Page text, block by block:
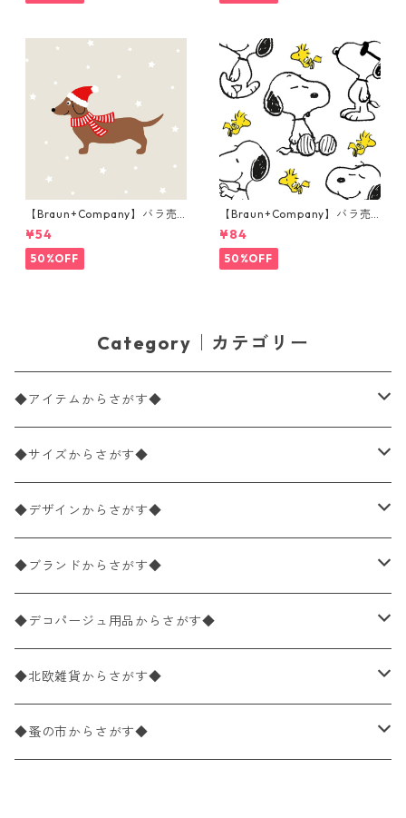
【Braun+Company】バラ売
り2枚 カクテルサイズ ペーパ
ーナプキン Weihnachtsdack
el ライトグレー
¥54
50%OFF
【Braun+Company】バラ売
り2枚 ランチサイズ ペーパー
ナプキン Snoopy + Woodstoc
k ホワイト PEANUTS
¥84
50%OFF
Category｜カテゴリー
◆アイテムからさがす◆
ペーパーナプキン2枚バラ売り
ペーパーナプキン1枚バラ売り
ペーパーナプキン20枚入りパック
ペーパーナプキン10枚入りパック
ライスペーパー
ペーパーリネンナプキン
◆サイズからさがす◆
33×33cm（ランチサイズ）
バラ売り
パック売り
25×25cm（カクテルサイズ）
バラ売り
パック売り
40×40cm（ディナーサイズ）
バラ売り
パック売り
21×21cm（ポケットサイズ）
バラ売り
33cm（ラウンド）
◆デザインからさがす◆
花柄
植物・グリーン柄
動物・鳥・昆虫・蝶柄
海・魚柄
◆ブランドからさがす◆
ドイツ製 IHR/イア
ランチサイズ
カクテルサイズ
ドイツ製 Ambiente/アンビエンテ
ランチサイズ
ドイツ製 Paperproducts Design
◆デコパージュ用品からさがす◆
デコパージュ液
デコパージュ下地
◆北欧雑貨からさがす◆
シリコンモールド
◆蚤の市からさがす◆